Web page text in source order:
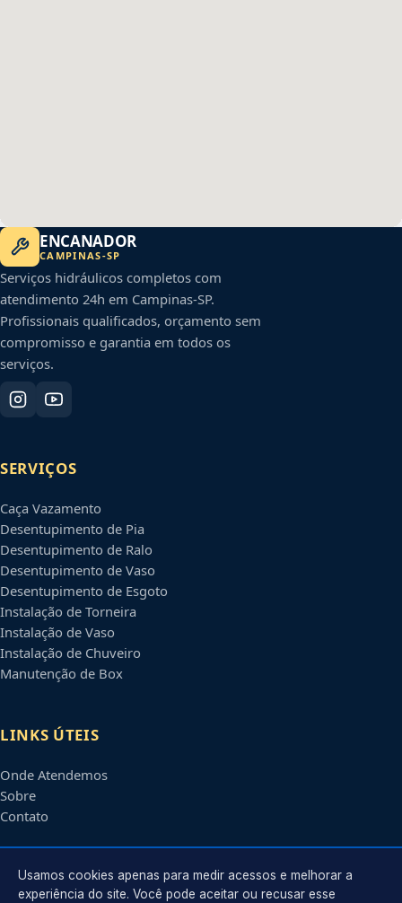
ENCANADOR
CAMPINAS-SP
Serviços hidráulicos completos com
atendimento 24h em Campinas-SP.
Profissionais qualificados, orçamento sem
compromisso e garantia em todos os
serviços.
SERVIÇOS
Caça Vazamento
Desentupimento de Pia
Desentupimento de Ralo
Desentupimento de Vaso
Desentupimento de Esgoto
Instalação de Torneira
Instalação de Vaso
Instalação de Chuveiro
Manutenção de Box
LINKS ÚTEIS
Onde Atendemos
Sobre
Contato
CONTATO
Usamos cookies apenas para medir acessos e melhorar a
experiência do site. Você pode aceitar ou recusar esse